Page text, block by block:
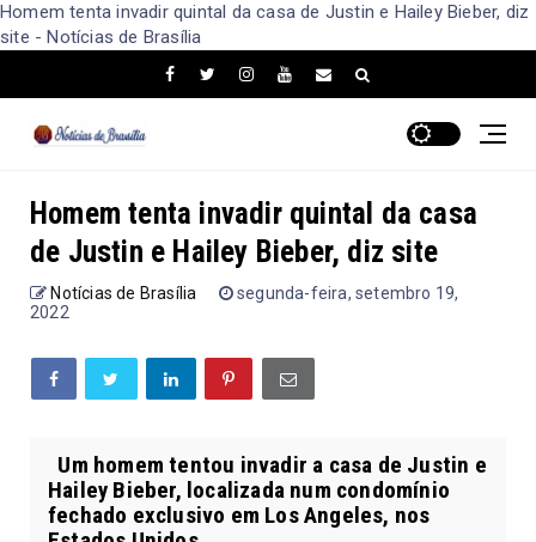
Homem tenta invadir quintal da casa de Justin e Hailey Bieber, diz
site - Notícias de Brasília
Homem tenta invadir quintal da casa
de Justin e Hailey Bieber, diz site
Notícias de Brasília
segunda-feira, setembro 19,
2022
Um homem tentou invadir a casa de Justin e
Hailey Bieber, localizada num condomínio
fechado exclusivo em Los Angeles, nos